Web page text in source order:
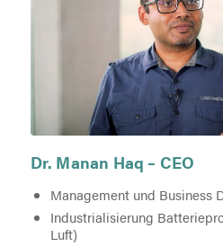
Dr. Manan Haq – CEO
Management und Business
Industrialisierung
Luft)